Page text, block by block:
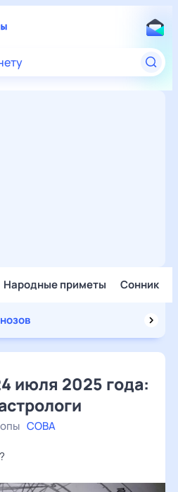
Народные приметы Сонник
июля 2025 года:
СОВА